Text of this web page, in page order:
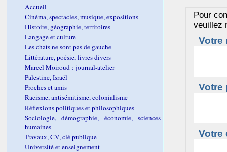
Pour
veuillez
Votre
Votre
Votre
Accueil
Cinéma, spectacles, musique, expositions
Histoire, géographie, territoires
Langage et culture
Les chats ne sont pas de gauche
Littérature, poésie, livres divers
Marcel Moiroud : journal-atelier
Palestine, Israël
Proches et amis
Racisme, antisémitisme, colonialisme
Réflexions politiques et philosophiques
Sociologie, démographie, économie, sciences
humaines
Travaux, CV, clé publique
Université et enseignement